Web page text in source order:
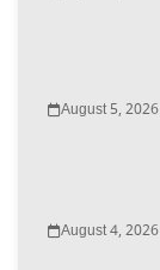
August 5, 2026
August 4, 2026